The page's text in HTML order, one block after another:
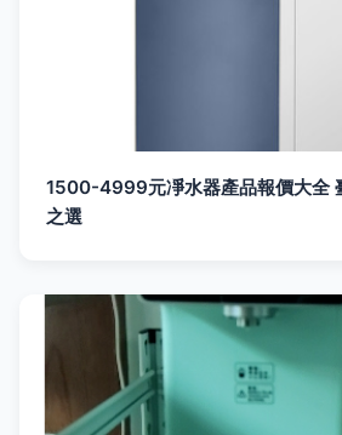
1500-4999元凈水器產品報價大全
之選